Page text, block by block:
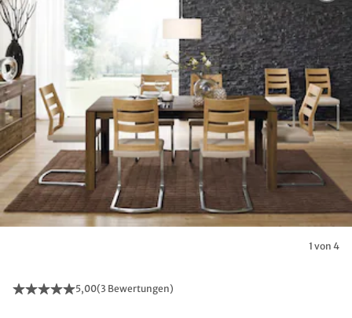
1 von 4
5,00(3 Bewertungen)